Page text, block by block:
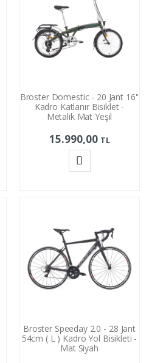
Broster Domestic - 20 Jant 16''
Kadro Katlanır Bisiklet -
Metalik Mat Yeşil
15.990,00 TL
Broster Speeday 2.0 - 28 Jant
54cm ( L ) Kadro Yol Bisikleti -
Mat Siyah